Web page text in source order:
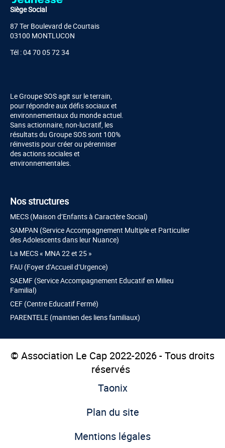
Siège Social
87 Ter Boulevard de Courtais
03100 MONTLUCON
Tél : 04 70 05 72 34
Le Groupe SOS agit sur le terrain,
pour répondre aux défis sociaux et
environnementaux du monde actuel.
Sans actionnaire, non-lucratif, les
résultats du Groupe SOS sont 100%
réinvestis pour créer ou pérenniser
des actions sociales et
environnementales.
Nos structures
MECS (Maison d’Enfants à Caractère Social)
SAMPAN (Service Accompagnement Multiple et Particulier
des Adolescents dans leur Nuance)
La MECS « MNA 22 et 25 »
FAU (Foyer d’Accueil d’Urgence)
SAEMF (Service Accompagnement Educatif en Milieu
Familial)
CEF (Centre Educatif Fermé)
PARENTELE (maintien des liens familiaux)
© Association Le Cap 2022-2026 - Tous droits
réservés
Taonix
Plan du site
Mentions légales